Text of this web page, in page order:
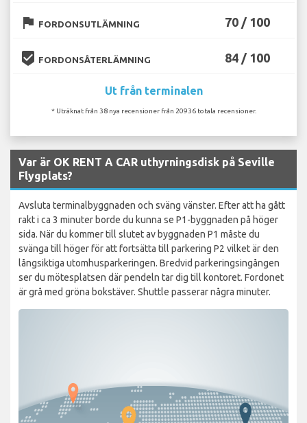
flag FORDONSUTLÄMNING 70 / 100
beenhere FORDONSÅTERLÄMNING 84 / 100
Ut från terminalen
* Uträknat från 38 nya recensioner från 20936 totala recensioner.
Var är OK RENT A CAR uthyrningsdisk på Seville
Flygplats?
Avsluta terminalbyggnaden och sväng vänster. Efter att ha gått
rakt i ca 3 minuter borde du kunna se P1-byggnaden på höger
sida. När du kommer till slutet av byggnaden P1 måste du
svänga till höger för att fortsätta till parkering P2 vilket är den
långsiktiga utomhusparkeringen. Bredvid parkeringsingången
ser du mötesplatsen där pendeln tar dig till kontoret. Fordonet
är grå med gröna bokstäver. Shuttle passerar några minuter.